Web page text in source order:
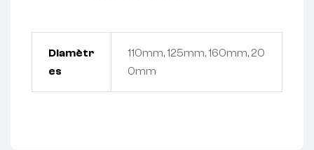
Diamètr
es
110mm, 125mm, 160mm, 20
0mm